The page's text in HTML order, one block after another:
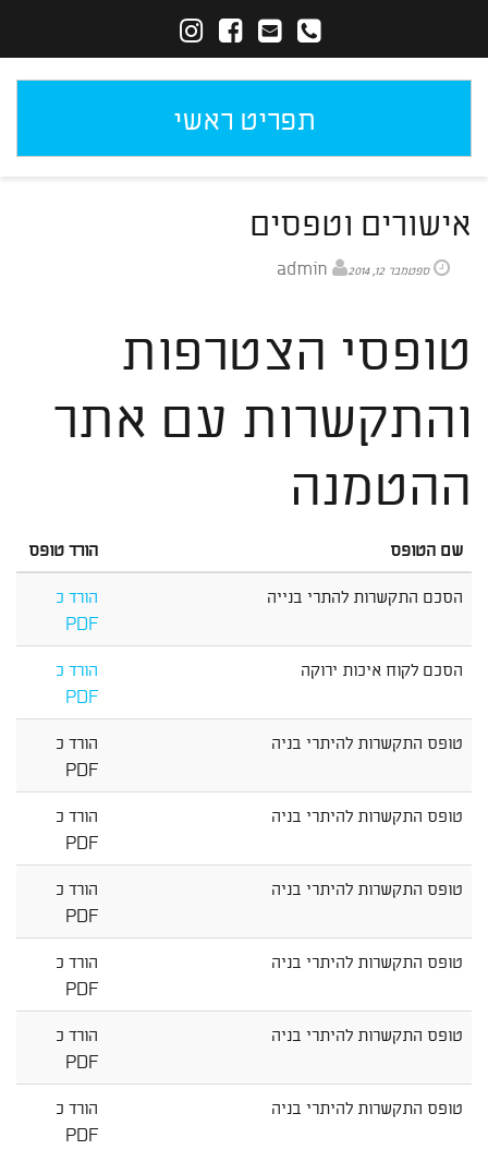
תפריט ראשי
אישורים וטפסים
ספטמבר 12, 2014 admin
טופסי הצטרפות
והתקשרות עם אתר
ההטמנה
שם הטופס הורד טופס
הסכם התקשרות להתרי בנייה
הורד כ
PDF
הסכם לקוח איכות ירוקה
הורד כ
PDF
טופס התקשרות להיתרי בניה
הורד כ
PDF
טופס התקשרות להיתרי בניה
הורד כ
PDF
טופס התקשרות להיתרי בניה
הורד כ
PDF
טופס התקשרות להיתרי בניה
הורד כ
PDF
טופס התקשרות להיתרי בניה
הורד כ
PDF
טופס התקשרות להיתרי בניה
הורד כ
PDF